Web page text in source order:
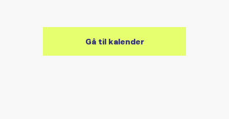
Gå til kalender